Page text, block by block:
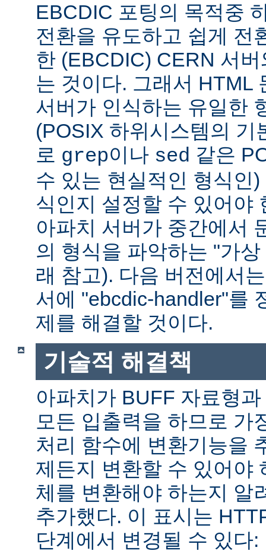
EBCDIC 포팅의 목적중
전환을 유도하고 쉽게 전
한 (EBCDIC) CERN 서
는 것이다. 그래서 HTML
서버가 인식하는 유일한
(POSIX 하위시스템의 기
로 grep이나 sed 같은
수 있는 현실적인 형식인
식인지 설정할 수 있어야
아파치 서버가 중간에서
의 형식을 파악하는 "가
래 참고). 다음 버전에서
서에 "ebcdic-handler"를
제를 해결할 것이다.
기술적 해결책
아파치가 BUFF 자료형
모든 입출력을 하므로 가
처리 함수에 변환기능을
제든지 변환할 수 있어야
체를 변환해야 하는지 알
추가했다. 이 표시는
단계에서 변경될 수 있다: